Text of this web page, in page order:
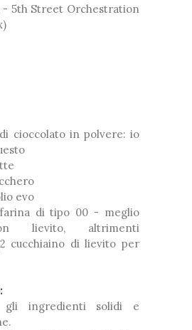
- 5th Street Orchestration
cioccolato in polvere: io
evo
di tipo 00 - meglio
lievito, altrimenti
cucchiaino di lievito per
gli ingredienti solidi e